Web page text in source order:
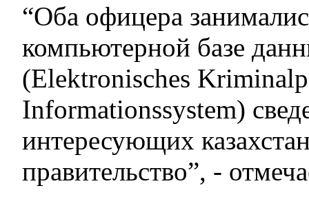
“Оба офицера
компьютерной базе
(Elektronisches
Informationssystem)
интересующих
правительство”, -